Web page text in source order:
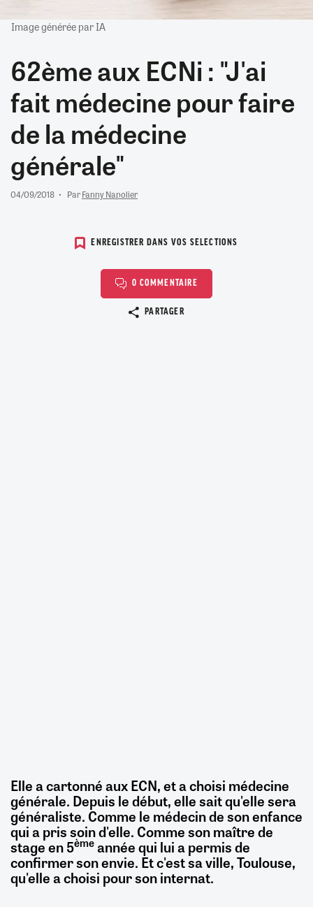
Image générée par IA
62ème aux ECNi : "J'ai
fait médecine pour faire
de la médecine
générale"
04/09/2018 ParFanny Napolier
ENREGISTRER DANS VOS SELECTIONS
0 COMMENTAIRE
PARTAGER
Elle a cartonné aux ECN, et a choisi médecine
générale. Depuis le début, elle sait qu'elle sera
généraliste. Comme le médecin de son enfance
qui a pris soin d'elle. Comme son maître de
stage en 5èmeannée qui lui a permis de
confirmer son envie. Et c'est sa ville, Toulouse,
qu'elle a choisi pour son internat.